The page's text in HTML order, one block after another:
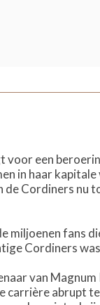
een
in haar
Cordiners nu
fans
Cordiners
van
carrière abrupt